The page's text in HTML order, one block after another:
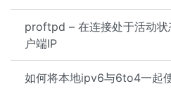
proftpd – 在连接处于活动状
户端IP
如何将本地ipv6与6to4一起